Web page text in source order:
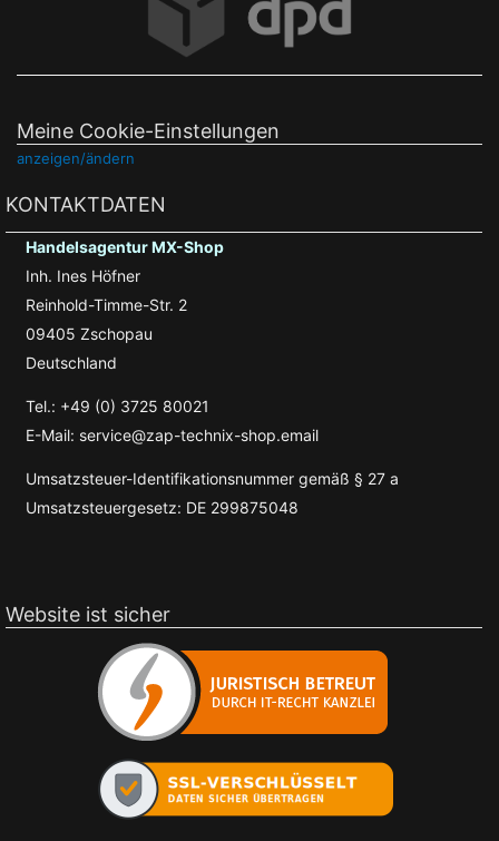
Meine Cookie-Einstellungen
anzeigen/ändern
KONTAKTDATEN
Handelsagentur MX-Shop
Inh. Ines Höfner
Reinhold-Timme-Str. 2
09405 Zschopau
Deutschland
Tel.: +49 (0) 3725 80021
E-Mail: service@zap-technix-shop.email
Umsatzsteuer-Identifikationsnummer gemäß § 27 a
Umsatzsteuergesetz: DE 299875048
Website ist sicher